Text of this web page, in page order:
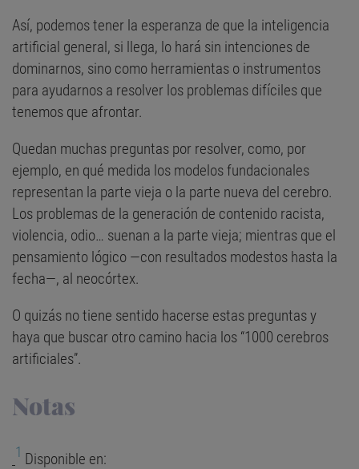
Así, podemos tener la esperanza de que la inteligencia
artificial general, si llega, lo hará sin intenciones de
dominarnos, sino como herramientas o instrumentos
para ayudarnos a resolver los problemas difíciles que
tenemos que afrontar.
Quedan muchas preguntas por resolver, como, por
ejemplo, en qué medida los modelos fundacionales
representan la parte vieja o la parte nueva del cerebro.
Los problemas de la generación de contenido racista,
violencia, odio… suenan a la parte vieja; mientras que el
pensamiento lógico —con resultados modestos hasta la
fecha—, al neocórtex.
O quizás no tiene sentido hacerse estas preguntas y
haya que buscar otro camino hacia los “1000 cerebros
artificiales”.
Notas
1 Disponible en: